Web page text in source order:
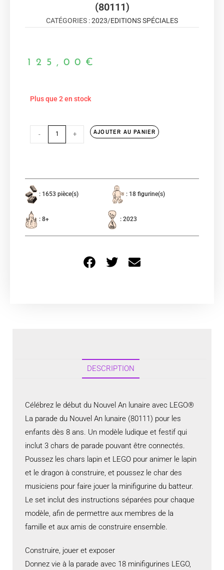
(80111)
CATÉGORIES :2023/EDITIONS SPÉCIALES
125,00 €
Plus que 2 en stock
- + AJOUTER AU PANIER
: 1653 pièce(s) : 18 figurine(s)
: 8+ : 2023
DESCRIPTION
Célébrez le début du Nouvel An lunaire avec LEGO®
La parade du Nouvel An lunaire (80111) pour les
enfants dès 8 ans. Un modèle ludique et festif qui
inclut 3 chars de parade pouvant être connectés.
Poussez les chars lapin et LEGO pour animer le lapin
et le dragon à construire, et poussez le char des
musiciens pour faire jouer la minifigurine du batteur.
Le set inclut des instructions séparées pour chaque
modèle, afin de permettre aux membres de la
famille et aux amis de construire ensemble.
Construire, jouer et exposer
Donnez vie à la parade avec 18 minifigurines LEGO,